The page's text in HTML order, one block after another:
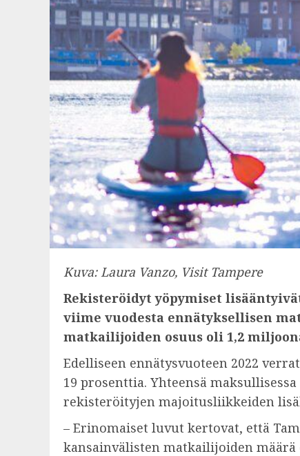
Kuva: Laura Vanzo, Visit Tampere
Rekisteröidyt yöpymiset
viime vuodesta ennätyksellisen
matkailijoiden osuus oli 1,2
Edelliseen ennätysvuoteen 2022
19 prosenttia. Yhteensä
rekisteröityjen majoitusliikkeiden
– Erinomaiset luvut kertovat, että
kansainvälisten matkailijoiden määrä